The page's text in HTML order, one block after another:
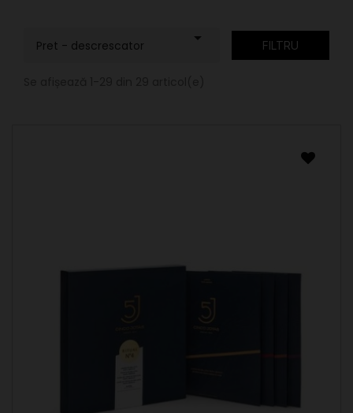
Pret - descrescator  FILTRU